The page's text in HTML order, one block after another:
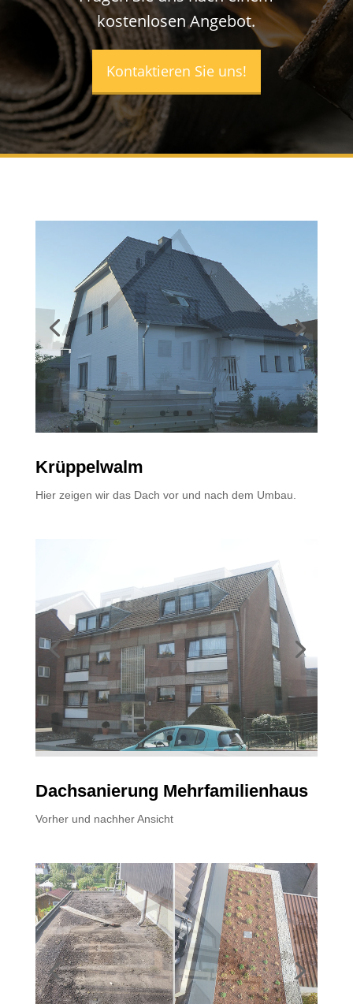
kostenlosen Angebot.
Kontaktieren Sie uns!
Krüppelwalm
Hier zeigen wir das Dach vor und nach dem Umbau.
Dachsanierung Mehrfamilienhaus
Vorher und nachher Ansicht